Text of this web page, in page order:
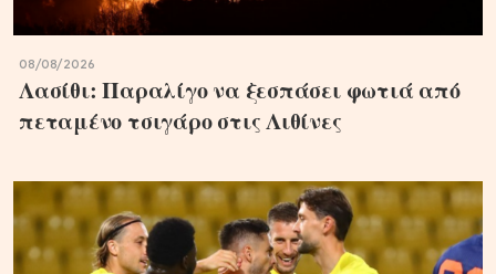
08/08/2026
Λασίθι: Παραλίγο να ξεσπάσει φωτιά από
πεταμένο τσιγάρο στις Λιθίνες